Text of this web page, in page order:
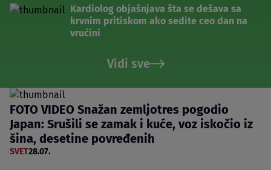
Kardiolog objašnjava šta se dešava sa
krvnim pritiskom ako sedite ceo dan na
vrućini
Vidi sve
FOTO VIDEO Snažan zemljotres pogodio
Japan: Srušili se zamak i kuće, voz iskočio iz
šina, desetine povređenih
SVET28.07.